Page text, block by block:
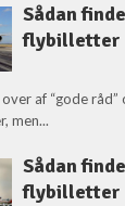
Sådan
flybilletter
af “gode råd”
men...
Sådan
flybilletter